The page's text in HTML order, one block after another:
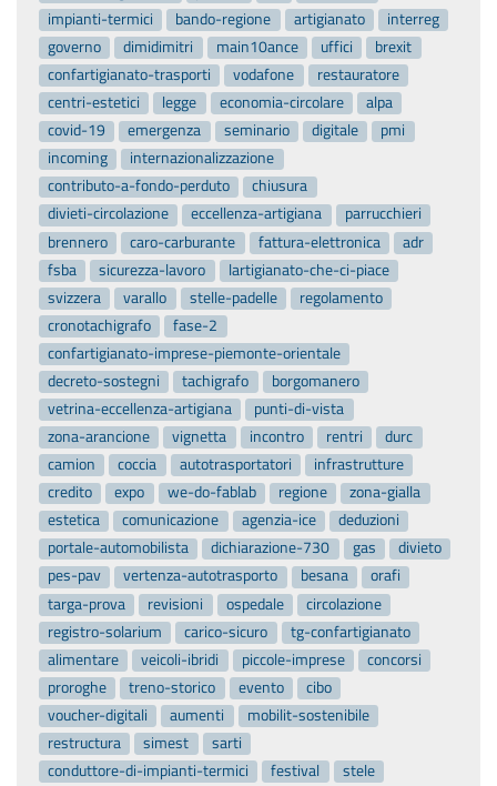
impianti-termici
bando-regione artigianato
interreg
governo
dimidimitri main10ance uffici
brexit
confartigianato-trasporti
vodafone
restauratore
centri-estetici
legge economia-circolare
alpa
covid-19
emergenza seminario digitale
pmi
incoming
internazionalizzazione
contributo-a-fondo-perduto
chiusura
divieti-circolazione
eccellenza-artigiana
parrucchieri
brennero
caro-carburante fattura-elettronica
adr
fsba
sicurezza-lavoro
lartigianato-che-ci-piace
svizzera
varallo stelle-padelle
regolamento
cronotachigrafo
fase-2
confartigianato-imprese-piemonte-orientale
decreto-sostegni
tachigrafo
borgomanero
vetrina-eccellenza-artigiana
punti-di-vista
zona-arancione
vignetta incontro rentri
durc
camion
coccia autotrasportatori
infrastrutture
credito
expo we-do-fablab regione
zona-gialla
estetica
comunicazione agenzia-ice
deduzioni
portale-automobilista
dichiarazione-730 gas
divieto
pes-pav
vertenza-autotrasporto besana
orafi
targa-prova
revisioni ospedale
circolazione
registro-solarium
carico-sicuro
tg-confartigianato
alimentare
veicoli-ibridi piccole-imprese
concorsi
proroghe
treno-storico evento
cibo
voucher-digitali
aumenti
mobilit-sostenibile
restructura
simest
sarti
conduttore-di-impianti-termici
festival
stele